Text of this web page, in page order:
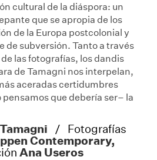
cultural de la diáspora: un
que se apropia de los
de la Europa postcolonial y
de subversión. Tanto a través
las fotografías, los dandis
de Tamagni nos interpelan,
aceradas certidumbres
pensamos que debería ser– la
/ Fotografías
Contemporary,
Ana Useros